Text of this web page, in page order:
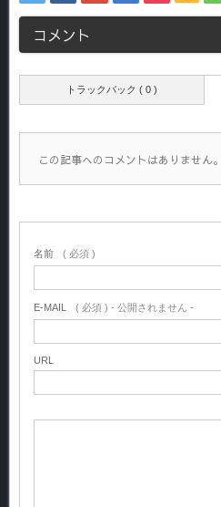
コメント
トラックバック ( 0 )
この記事へのコメントはありません。
名前 ( 必須 )
E-MAIL ( 必須 ) - 公開されません -
URL